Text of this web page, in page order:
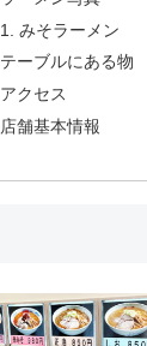
みそラーメン
テーブルにある物
アクセス
店舗基本情報